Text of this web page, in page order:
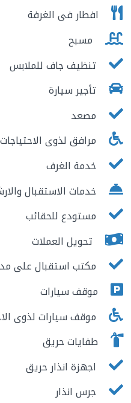
افطار فى الغرفة
مسبح
تنظيف جاف للملابس
تأجير سيارة
مصعد
مرافق لذوى
خدمة الغرف
خدمات الاستقبال
مستودع للحقائب
تحويل العملات
مكتب استقبال على
موقف سيارات
موقف سيارات لذوى
طفايات حريق
اجهزة انذار حريق
جرس انذار